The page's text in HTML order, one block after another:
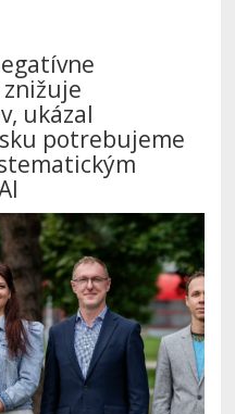
ukázal
potrebujeme